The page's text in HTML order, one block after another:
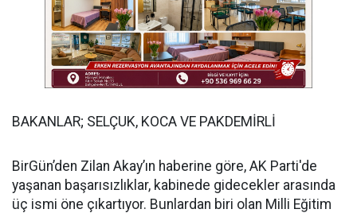
BAKANLAR; SELÇUK, KOCA VE PAKDEMİRLİ
BirGün’den Zilan Akay’ın haberine göre, AK Parti'de
yaşanan başarısızlıklar, kabinede gidecekler arasında
üç ismi öne çıkartıyor. Bunlardan biri olan Milli Eğitim